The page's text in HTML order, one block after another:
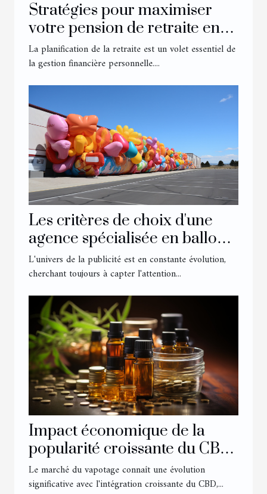
Stratégies pour maximiser
votre pension de retraite en
anticipant les changements
réglementaires
La planification de la retraite est un volet essentiel de
la gestion financière personnelle....
Les critères de choix d'une
agence spécialisée en ballons
et structures gonflables
publicitaires
L'univers de la publicité est en constante évolution,
cherchant toujours à capter l'attention...
Impact économique de la
popularité croissante du CBD
sur le marché du vapotage
Le marché du vapotage connaît une évolution
significative avec l'intégration croissante du CBD,...